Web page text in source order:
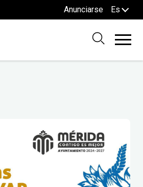
Anunciarse Es